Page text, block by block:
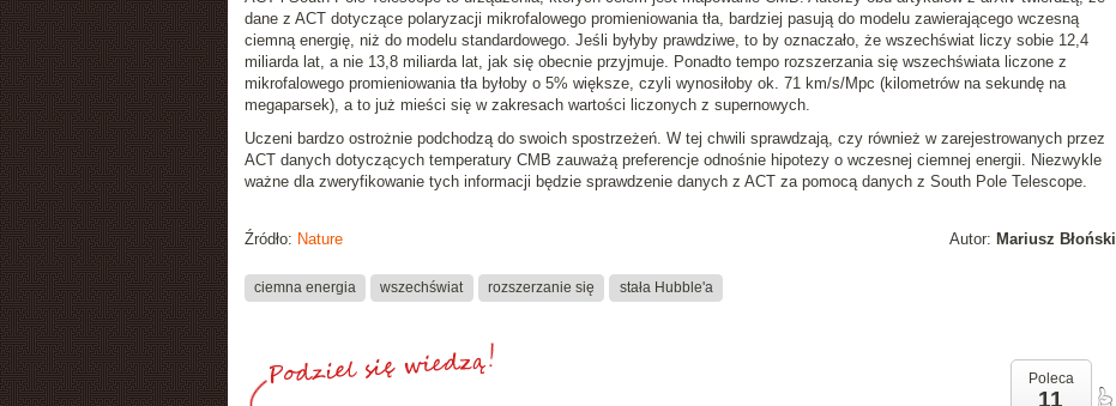
dane z ACT dotyczące polaryzacji mikrofalowego promieniowania tła, bardziej pasują do modelu zawierającego wczesną
ciemną energię, niż do modelu standardowego. Jeśli byłyby prawdziwe, to by oznaczało, że wszechświat liczy sobie 12,4
miliarda lat, a nie 13,8 miliarda lat, jak się obecnie przyjmuje. Ponadto tempo rozszerzania się wszechświata liczone z
mikrofalowego promieniowania tła byłoby o 5% większe, czyli wynosiłoby ok. 71 km/s/Mpc (kilometrów na sekundę na
megaparsek), a to już mieści się w zakresach wartości liczonych z supernowych.
Uczeni bardzo ostrożnie podchodzą do swoich spostrzeżeń. W tej chwili sprawdzają, czy również w zarejestrowanych przez
ACT danych dotyczących temperatury CMB zauważą preferencje odnośnie hipotezy o wczesnej ciemnej energii. Niezwykle
ważne dla zweryfikowanie tych informacji będzie sprawdzenie danych z ACT za pomocą danych z South Pole Telescope.
Autor: Mariusz Błoński
Źródło: Nature
ciemna energia wszechświat rozszerzanie się stała Hubble'a
Poleca
11